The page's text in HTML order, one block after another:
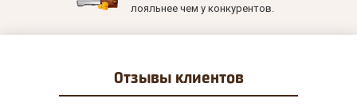
лояльнее чем у конкурентов.
Отзывы клиентов